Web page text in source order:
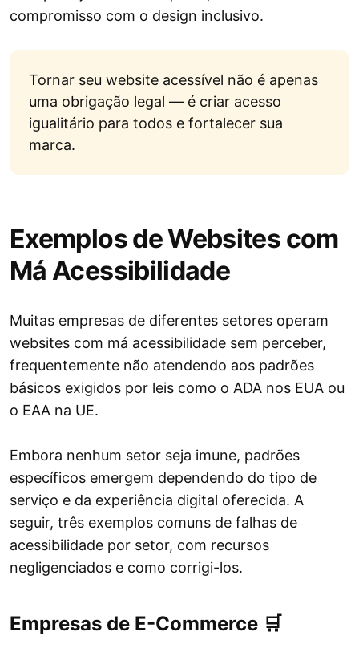
compromisso com o design inclusivo.
Tornar seu website acessível não é apenas
uma obrigação legal — é criar acesso
igualitário para todos e fortalecer sua
marca.
Exemplos de Websites com
Má Acessibilidade
Muitas empresas de diferentes setores operam
websites com má acessibilidade sem perceber,
frequentemente não atendendo aos padrões
básicos exigidos por leis como o ADA nos EUA ou
o EAA na UE.
Embora nenhum setor seja imune, padrões
específicos emergem dependendo do tipo de
serviço e da experiência digital oferecida. A
seguir, três exemplos comuns de falhas de
acessibilidade por setor, com recursos
negligenciados e como corrigi-los.
Empresas de E-Commerce 🛒